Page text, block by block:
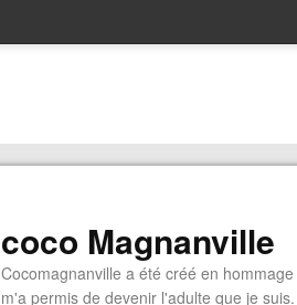
coco Magnanville
Cocomagnanville a été créé en
m'a permis de devenir l'adulte que je